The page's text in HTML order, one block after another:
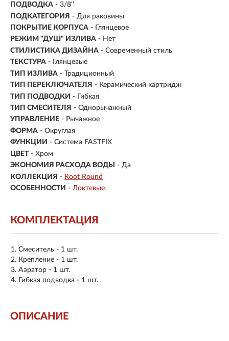
ПОДВОДКА - 3/8''
ПОДКАТЕГОРИЯ - Для раковины
ПОКРЫТИЕ КОРПУСА - Глянцевое
РЕЖИМ "ДУШ" ИЗЛИВА - Нет
СТИЛИСТИКА ДИЗАЙНА - Современный стиль
ТЕКСТУРА - Глянцевые
ТИП ИЗЛИВА - Традиционный
ТИП ПЕРЕКЛЮЧАТЕЛЯ - Керамический картридж
ТИП ПОДВОДКИ - Гибкая
ТИП СМЕСИТЕЛЯ - Однорычажный
УПРАВЛЕНИЕ - Рычажное
ФОРМА - Округлая
ФУНКЦИИ - Система FASTFIX
ЦВЕТ - Хром
ЭКОНОМИЯ РАСХОДА ВОДЫ
- Да
КОЛЛЕКЦИЯ - Root Round
ОСОБЕННОСТИ - Локтевые
КОМПЛЕКТАЦИЯ
Смеситель - 1 шт.
Крепление - 1 шт.
Аэратор - 1 шт.
Гибкая подводка - 1 шт.
ОПИСАНИЕ